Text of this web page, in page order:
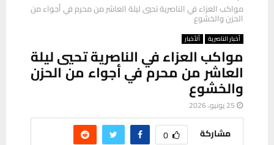
مواكب العزاء في الناصرية تحيي ليلة العاشر من محرم في أجواء من
الحزن والخشوع
أخبار الناصرية ألأخبار
مواكب العزاء في الناصرية تحيي ليلة
العاشر من محرم في أجواء من الحزن
والخشوع
25 يونيو، 2026
مشاركة 0